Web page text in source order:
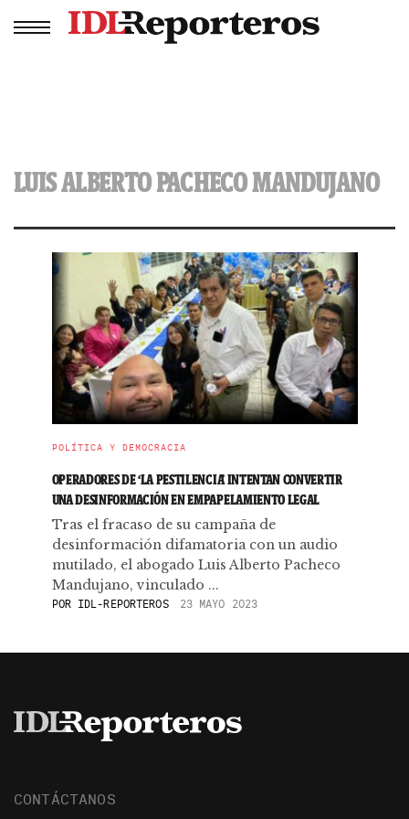
LUIS ALBERTO PACHECO MANDUJANO
POLÍTICA Y DEMOCRACIA
OPERADORES DE ‘LA PESTILENCIA’ INTENTAN CONVERTIR
UNA DESINFORMACIÓN EN EMPAPELAMIENTO LEGAL
Tras el fracaso de su campaña de
desinformación difamatoria con un audio
mutilado, el abogado Luis Alberto Pacheco
Mandujano, vinculado ...
POR IDL-REPORTEROS 23 MAYO 2023
CONTÁCTANOS